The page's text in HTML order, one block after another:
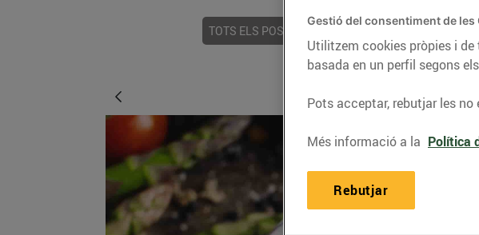
TOTS ELS POSTS
Gestió del consentiment de les
Utilitzem cookies pròpies i
basada en un perfil segons
Pots acceptar, rebutjar les
Més informació a la Política
Rebutjar